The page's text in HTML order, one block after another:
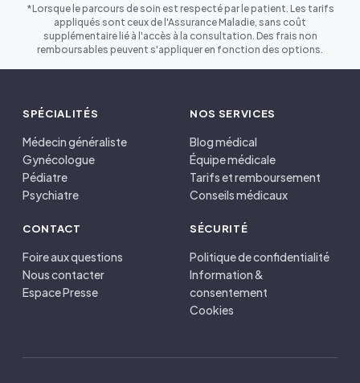
*Lorsque le parcours de soin est respecté par le patient. Les tarifs
appliqués sont ceux de l'Assurance Maladie, sans coût
supplémentaire lié à l'accès à la consultation. Des frais non
remboursables peuvent s'appliquer en fonction des options.
SPÉCIALITÉS
Médecin généraliste
Gynécologue
Pédiatre
Psychiatre
NOS SERVICES
Blog médical
Équipe médicale
Tarifs et remboursement
Conseils médicaux
CONTACT
Foire aux questions
Nous contacter
Espace Presse
SÉCURITÉ
Politique de confidentialité
Information &
consentement
Cookies